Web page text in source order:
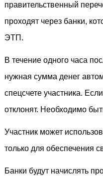
правительственный
проходят через банки,
ЭТП.
В течение одного часа
нужная сумма денег
спецсчете участника.
отклонят. Необходимо
Участник может
только для обеспечения
Банки будут начислять